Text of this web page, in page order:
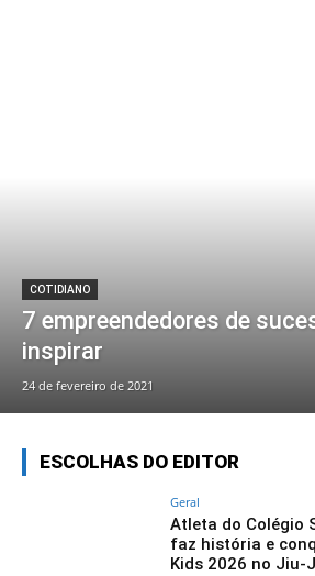
COTIDIANO
7 empreendedores de
inspirar
24 de fevereiro de 2021
ESCOLHAS DO EDITOR
Geral
Atleta do Colégio
faz história e
Kids 2026 no Jiu-